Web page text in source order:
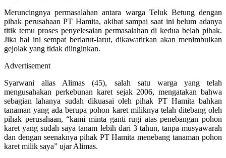
Meruncingnya permasalahan antara warga Teluk Betung dengan
pihak perusahaan PT Hamita, akibat sampai saat ini belum adanya
titik temu proses penyelesaian permasalahan di kedua belah pihak.
Jika hal ini sempat berlarut-larut, dikawatirkan akan menimbulkan
gejolak yang tidak diinginkan.
Advertisement
Syarwani alias Alimas (45), salah satu warga yang telah
mengusahakan perkebunan karet sejak 2006, mengatakan bahwa
sebagian lahanya sudah dikuasai oleh pihak PT Hamita bahkan
tanaman yang ada berupa pohon karet miliknya telah ditebang oleh
pihak perusahaan, “kami minta ganti rugi atas penebangan pohon
karet yang sudah saya tanam lebih dari 3 tahun, tanpa musyawarah
dan dengan seenaknya pihak PT Hamita menebang tanaman pohon
karet milik saya” ujar Alimas.